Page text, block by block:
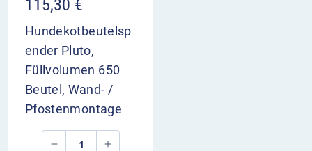
115,30 €
Hundekotbeutelsp
ender Pluto,
Füllvolumen 650
Beutel, Wand- /
Pfostenmontage